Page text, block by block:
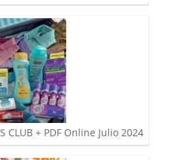
CLUB + PDF Online Julio 2024